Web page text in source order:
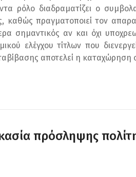
ρόλο διαδραματίζει ο
καθώς πραγματοποιεί τον
σημαντικός αν και όχι
ελέγχου τίτλων που
αποτελεί η
πρόσληψης